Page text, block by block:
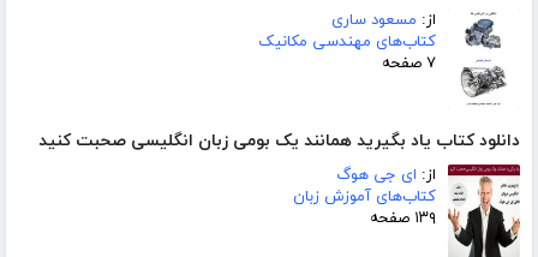
از: مسعود ساری
کتاب‌های مهندسی مکانیک
۷ صفحه
دانلود کتاب یاد بگیرید همانند یک بومی زبان انگلیسی صحبت کنید
از: ای جی هوگ
کتاب‌های آموزش زبان
۱۳۹ صفحه